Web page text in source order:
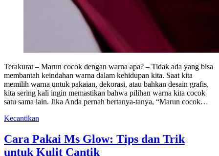
Terakurat – Marun cocok dengan warna apa? – Tidak ada yang bisa
membantah keindahan warna dalam kehidupan kita. Saat kita
memilih warna untuk pakaian, dekorasi, atau bahkan desain grafis,
kita sering kali ingin memastikan bahwa pilihan warna kita cocok
satu sama lain. Jika Anda pernah bertanya-tanya, “Marun cocok…
Categories
Kecantikan
Cara Pakai Ms Glow: Tips dan Trik
untuk Kulit Cantik